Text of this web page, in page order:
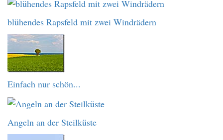
blühendes Rapsfeld mit zwei Windrädern
Einfach nur schön...
Angeln an der Steilküste